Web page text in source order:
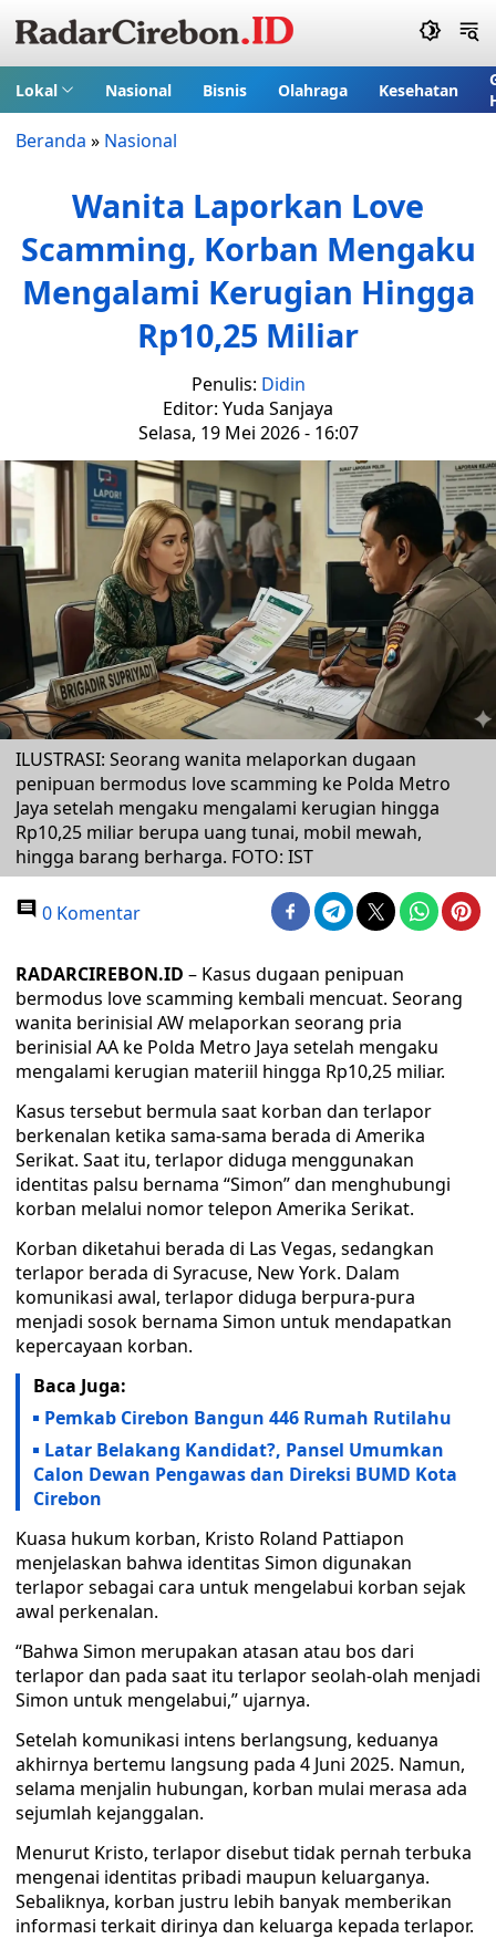
Lokal Nasional Bisnis Olahraga Kesehatan
Beranda » Nasional
Wanita Laporkan Love
Scamming, Korban Mengaku
Mengalami Kerugian Hingga
Rp10,25 Miliar
Penulis: Didin
Editor: Yuda Sanjaya
Selasa, 19 Mei 2026 - 16:07
ILUSTRASI: Seorang wanita melaporkan dugaan
penipuan bermodus love scamming ke Polda Metro
Jaya setelah mengaku mengalami kerugian hingga
Rp10,25 miliar berupa uang tunai, mobil mewah,
hingga barang berharga. FOTO: IST
0 Komentar
RADARCIREBON.ID – Kasus dugaan penipuan
bermodus love scamming kembali mencuat. Seorang
wanita berinisial AW melaporkan seorang pria
berinisial AA ke Polda Metro Jaya setelah mengaku
mengalami kerugian materiil hingga Rp10,25 miliar.
Kasus tersebut bermula saat korban dan terlapor
berkenalan ketika sama-sama berada di Amerika
Serikat. Saat itu, terlapor diduga menggunakan
identitas palsu bernama “Simon” dan menghubungi
korban melalui nomor telepon Amerika Serikat.
Korban diketahui berada di Las Vegas, sedangkan
terlapor berada di Syracuse, New York. Dalam
komunikasi awal, terlapor diduga berpura-pura
menjadi sosok bernama Simon untuk mendapatkan
kepercayaan korban.
Baca Juga:
Pemkab Cirebon Bangun 446 Rumah Rutilahu
Latar Belakang Kandidat?, Pansel Umumkan
Calon Dewan Pengawas dan Direksi BUMD Kota
Cirebon
Kuasa hukum korban, Kristo Roland Pattiapon
menjelaskan bahwa identitas Simon digunakan
terlapor sebagai cara untuk mengelabui korban sejak
awal perkenalan.
“Bahwa Simon merupakan atasan atau bos dari
terlapor dan pada saat itu terlapor seolah-olah menjadi
Simon untuk mengelabui,” ujarnya.
Setelah komunikasi intens berlangsung, keduanya
akhirnya bertemu langsung pada 4 Juni 2025. Namun,
selama menjalin hubungan, korban mulai merasa ada
sejumlah kejanggalan.
Menurut Kristo, terlapor disebut tidak pernah terbuka
mengenai identitas pribadi maupun keluarganya.
Sebaliknya, korban justru lebih banyak memberikan
informasi terkait dirinya dan keluarga kepada terlapor.